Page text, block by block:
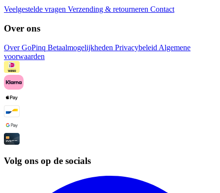
Veelgestelde vragen Verzending & retourneren Contact
Over ons
Over GoPinq Betaalmogelijkheden Privacybeleid Algemene
voorwaarden
Volg ons op de socials